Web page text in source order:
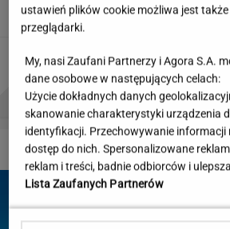
TOMASZ OKUROWSKI
DZIEJE SIĘ!
Autorzy:
MIŁOSZ
WIATROWSKI-BUJACZ
MARTA
PROBLEMY POLSKICH SIATKARZY ZNAK Z '30'
ustawień plików cookie możliwa jest
przeglądarki.
My, nasi Zaufani Partnerzy i Agora S.A.
dane osobowe w następujących celach:
Użycie dokładnych danych
skanowanie charakterystyki urządzenia
identyfikacji. Przechowywanie informacji
dostęp do nich. Spersonalizowane
reklam i treści, badnie odbiorców i
Lista Zaufanych Partnerów